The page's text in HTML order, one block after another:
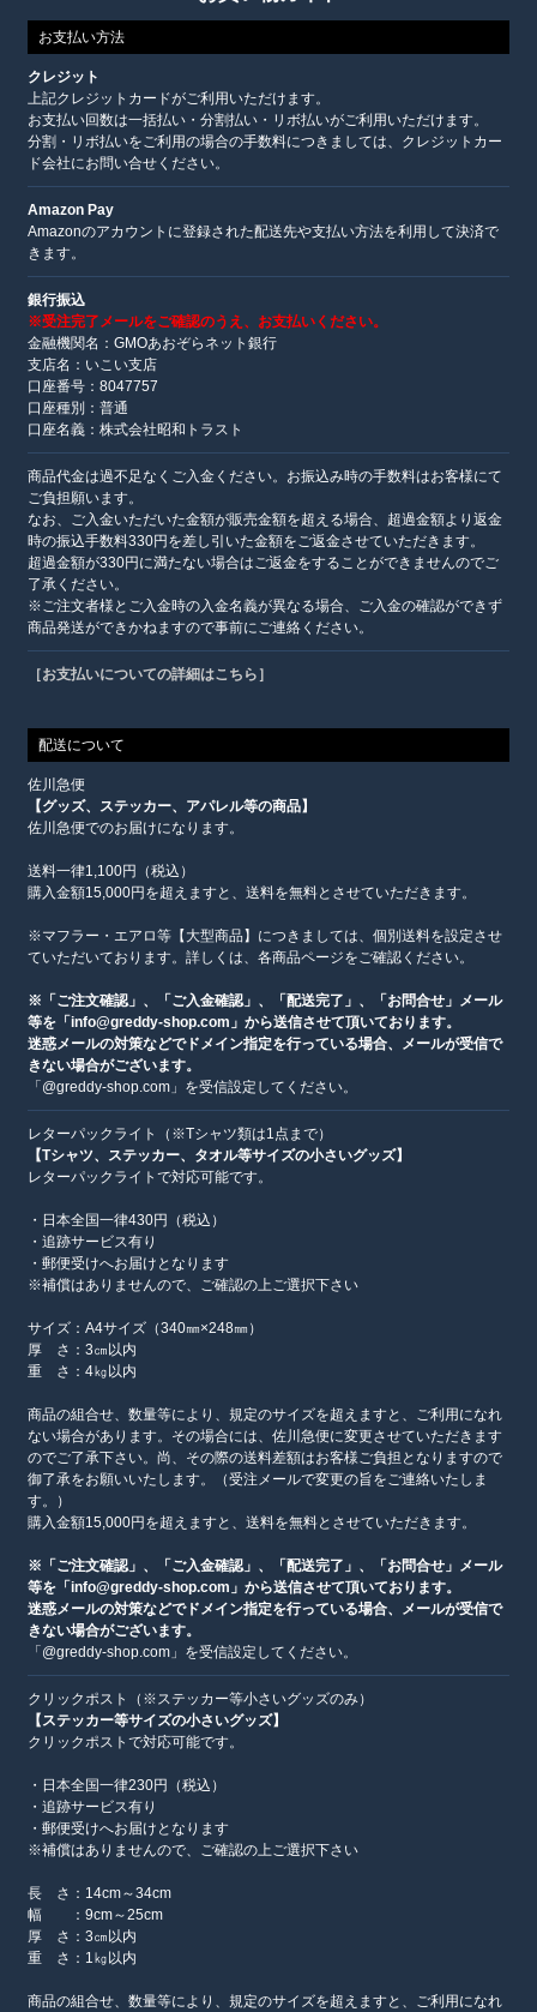
お支払い方法
クレジット
上記クレジットカードがご利用いただけます。
お支払い回数は一括払い・分割払い・リボ払いがご利用いただけます。
分割・リボ払いをご利用の場合の手数料につきましては、クレジットカー
ド会社にお問い合せください。
Amazon Pay
Amazonのアカウントに登録された配送先や支払い方法を利用して決済で
きます。
銀行振込
※受注完了メールをご確認のうえ、お支払いください。
金融機関名：GMOあおぞらネット銀行
支店名：いこい支店
口座番号：8047757
口座種別：普通
口座名義：株式会社昭和トラスト
商品代金は過不足なくご入金ください。お振込み時の手数料はお客様にて
ご負担願います。
なお、ご入金いただいた金額が販売金額を超える場合、超過金額より返金
時の振込手数料330円を差し引いた金額をご返金させていただきます。
超過金額が330円に満たない場合はご返金をすることができませんのでご
了承ください。
※ご注文者様とご入金時の入金名義が異なる場合、ご入金の確認ができず
商品発送ができかねますので事前にご連絡ください。
［お支払いについての詳細はこちら］
配送について
佐川急便
【グッズ、ステッカー、アパレル等の商品】
佐川急便でのお届けになります。
送料一律1,100円（税込）
購入金額15,000円を超えますと、送料を無料とさせていただきます。
※マフラー・エアロ等【大型商品】につきましては、個別送料を設定させ
ていただいております。詳しくは、各商品ページをご確認ください。
※「ご注文確認」、「ご入金確認」、「配送完了」、「お問合せ」メール
等を「info@greddy-shop.com」から送信させて頂いております。
迷惑メールの対策などでドメイン指定を行っている場合、メールが受信で
きない場合がございます。
「@greddy-shop.com」を受信設定してください。
レターパックライト（※Tシャツ類は1点まで）
【Tシャツ、ステッカー、タオル等サイズの小さいグッズ】
レターパックライトで対応可能です。
・日本全国一律430円（税込）
・追跡サービス有り
・郵便受けへお届けとなります
※補償はありませんので、ご確認の上ご選択下さい
サイズ：A4サイズ（340㎜×248㎜）
厚 さ：3㎝以内
重 さ：4㎏以内
商品の組合せ、数量等により、規定のサイズを超えますと、ご利用になれ
ない場合があります。その場合には、佐川急便に変更させていただきます
のでご了承下さい。尚、その際の送料差額はお客様ご負担となりますので
御了承をお願いいたします。（受注メールで変更の旨をご連絡いたしま
す。）
購入金額15,000円を超えますと、送料を無料とさせていただきます。
※「ご注文確認」、「ご入金確認」、「配送完了」、「お問合せ」メール
等を「info@greddy-shop.com」から送信させて頂いております。
迷惑メールの対策などでドメイン指定を行っている場合、メールが受信で
きない場合がございます。
「@greddy-shop.com」を受信設定してください。
クリックポスト（※ステッカー等小さいグッズのみ）
【ステッカー等サイズの小さいグッズ】
クリックポストで対応可能です。
・日本全国一律230円（税込）
・追跡サービス有り
・郵便受けへお届けとなります
※補償はありませんので、ご確認の上ご選択下さい
長 さ：14cm～34cm
幅 ：9cm～25cm
厚 さ：3㎝以内
重 さ：1㎏以内
商品の組合せ、数量等により、規定のサイズを超えますと、ご利用になれ